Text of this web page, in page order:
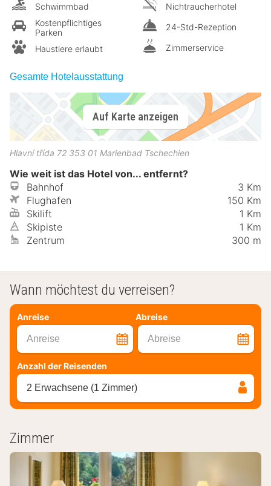
Schwimmbad
Kostenpflichtiges
Parken
Haustiere erlaubt
Nichtraucherhotel
24-Std-Rezeption
Zimmerservice
Gesamte Hotelausstattung
Auf Karte anzeigen
Hlavní třída 72 353 01 Marienbad Tschechien
Wie weit ist das Hotel von... entfernt?
Bahnhof
3 Km
Flughafen
150 Km
Skilift
1 Km
Skipiste
1 Km
Zentrum
300 m
Wann möchtest du verreisen?
Anreise Abreise
Anreise Abreise
Anzahl der Reisenden
2 Erwachsene (1 Zimmer)
Zimmer